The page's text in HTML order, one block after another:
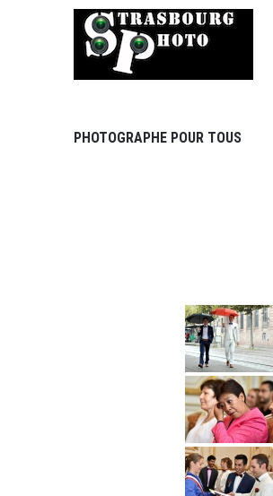
PHOTOGRAPHE POUR TOUS